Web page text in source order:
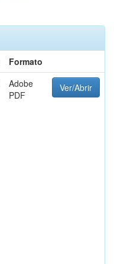
Formato
Adobe
PDF
Ver/Abrir